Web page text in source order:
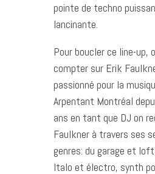
pointe de techno
lancinante.
Pour boucler ce line-up,
compter sur Erik
passionné pour la
Arpentant Montréal
ans en tant que DJ on
Faulkner à travers ses
genres: du garage et
Italo et électro, synth